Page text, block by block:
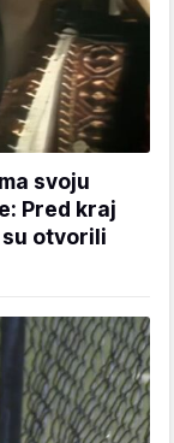
svoju
Pred kraj
otvorili